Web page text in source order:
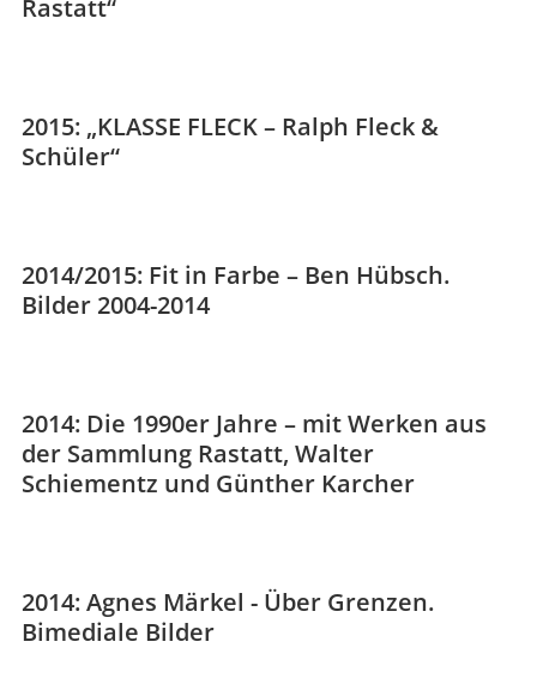
Rastatt“
2015: „KLASSE FLECK – Ralph Fleck &
Schüler“
2014/2015: Fit in Farbe – Ben Hübsch.
Bilder 2004-2014
2014: Die 1990er Jahre – mit Werken aus
der Sammlung Rastatt, Walter
Schiementz und Günther Karcher
2014: Agnes Märkel - Über Grenzen.
Bimediale Bilder